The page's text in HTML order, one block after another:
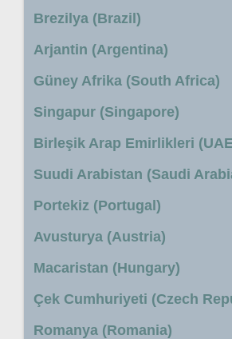
Brezilya (Brazil)
Arjantin (Argentina)
Güney Afrika (South Africa)
Singapur (Singapore)
Birleşik Arap Emirlikleri
Suudi Arabistan (Saudi
Portekiz (Portugal)
Avusturya (Austria)
Macaristan (Hungary)
Çek Cumhuriyeti (Czech
Romanya (Romania)